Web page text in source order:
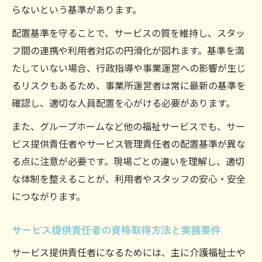
らないという基準があります。
配置基準を守ることで、サービスの質を維持し、スタッ
フ間の連携や利用者対応の円滑化が図れます。基準を満
たしていない場合、行政指導や事業運営への影響が生じ
るリスクもあるため、事業所運営者は常に最新の基準を
確認し、適切な人員配置を心がける必要があります。
また、グループホームなど他の福祉サービスでも、サー
ビス提供責任者やサービス管理責任者の配置基準が異な
る点に注意が必要です。現場ごとの違いを理解し、適切
な体制を整えることが、利用者やスタッフの安心・安全
につながります。
サービス提供責任者の資格取得方法と実務要件
サービス提供責任者になるためには、主に介護福祉士や